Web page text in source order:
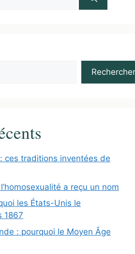
Rechercher
ces traditions inventées de
a reçu un nom
les États-Unis le
1867
: pourquoi le Moyen Âge